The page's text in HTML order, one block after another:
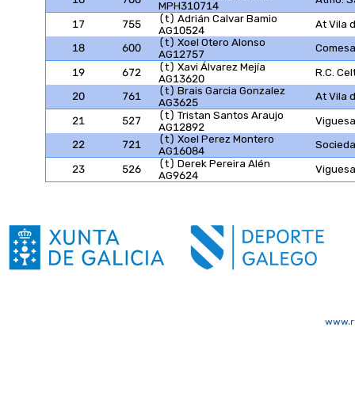
MPH310714
17 755
(t) Adrián Calvar Bamio
AG10524
At Vila
18
600
(t) Xoel Otero Alonso
AG12757
19 672
(t) Xavi Álvarez Mejía
AG13620
R.C.
20
761
(t) Brais Garcia Gonzalez
AG3625
At Vila
21 527
(t) Tristan Santos Araujo
AG12892
22
721
(t) Xoel Perez Montero
AG16084
23 526
(t) Derek Pereira Alén
AG9624